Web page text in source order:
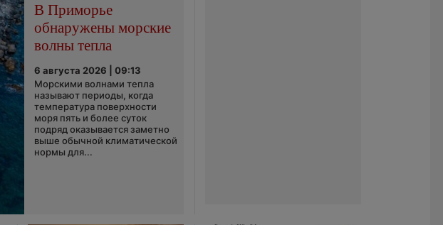
В Приморье
обнаружены морские
волны тепла
6 августа 2026 | 09:13
Морскими волнами тепла
называют периоды, когда
температура поверхности
моря пять и более суток
подряд оказывается заметно
выше обычной климатической
нормы для...